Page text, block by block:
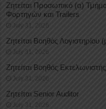
Ζητείται Προσωπικό (α)
Φορτηγών και Trailers
July 31, 2026
Ζητείται Βοηθός
July 31, 2026
Ζητείται Βοηθός
July 31, 2026
Ζητείται Senior Auditor
July 31, 2026